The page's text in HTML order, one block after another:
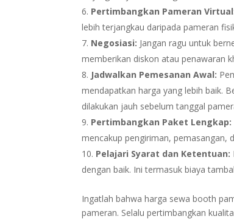
Pertimbangkan Pameran
lebih terjangkau daripada pameran
Negosiasi: Jangan ragu untuk
memberikan diskon atau penawaran
Jadwalkan Pemesanan Awal:
mendapatkan harga yang lebih baik.
dilakukan jauh sebelum tanggal
Pertimbangkan Paket Lengkap:
mencakup pengiriman, pemasangan,
Pelajari Syarat dan Ketentuan:
dengan baik. Ini termasuk biaya
Ingatlah bahwa harga sewa booth
pameran. Selalu pertimbangkan